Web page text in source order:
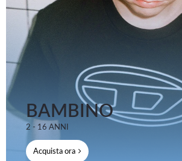
BAMBINO
2 - 16 ANNI
Acquista ora